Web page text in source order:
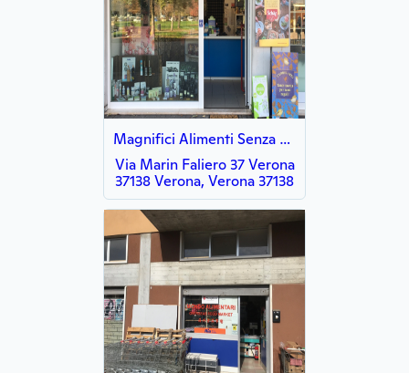
Magnifici Alimenti Senza Glutine Verona
Via Marin Faliero 37 Verona
37138 Verona, Verona 37138